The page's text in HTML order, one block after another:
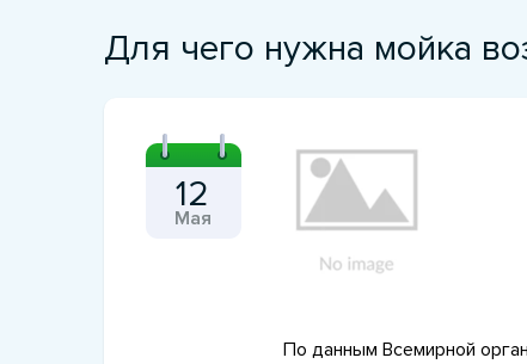
Для чего нужна мойка
12
Мая
По данным Всемирной